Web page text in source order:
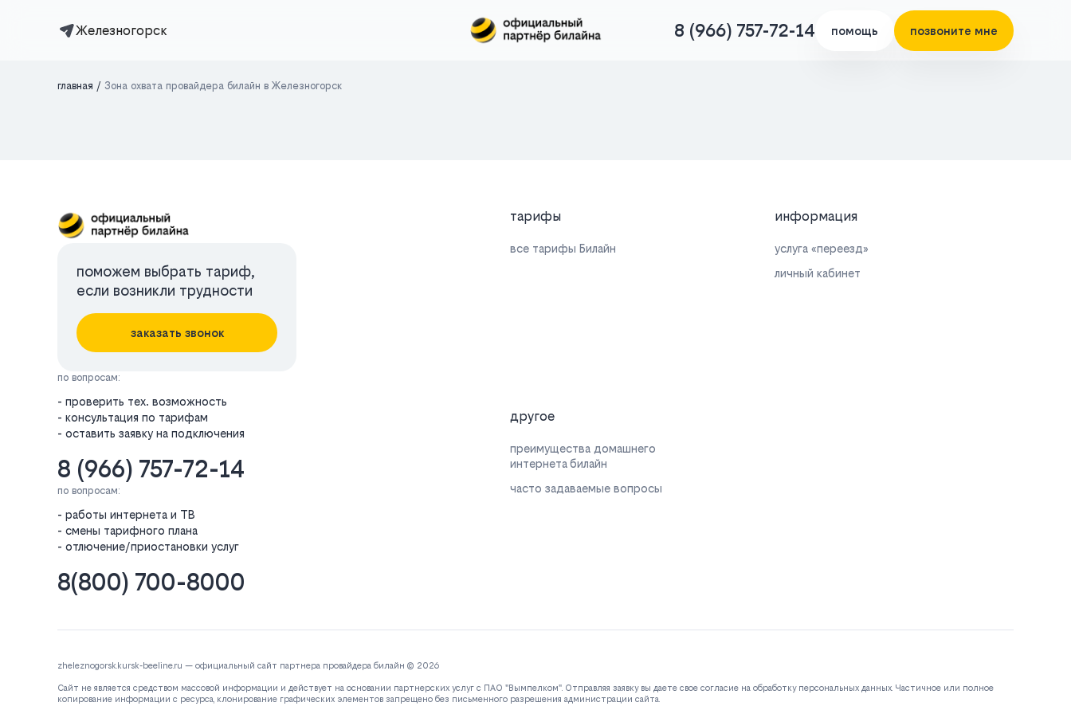
Железногорск 8 (966) 757-72-14 помощь позвоните мне
главная Зона охвата провайдера билайн в Железногорск
поможем выбрать тариф,
если возникли трудности
заказать звонок
по вопросам:
- проверить тех. возможность
- консультация по тарифам
- оставить заявку на подключения
8 (966) 757-72-14
по вопросам:
- работы интернета и ТВ
- смены тарифного плана
- отлючение/приостановки услуг
8(800) 700-8000
тарифы
все тарифы Билайн
информация
услуга «переезд»
личный кабинет
другое
преимущества домашнего
интернета билайн
часто задаваемые вопросы
zheleznogorsk.kursk-beeline.ru — официальный сайт партнера провайдера билайн © 2026
Сайт не является средством массовой информации и действует на основании партнерских услуг с ПАО "Вымпелком". Отправляя заявку вы даете свое согласие на обработку персональных данных. Частичное или полное
копирование информации с ресурса, клонирование графических элементов запрещено без письменного разрешения администрации сайта.